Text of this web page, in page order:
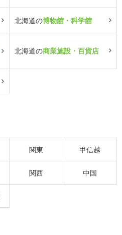
北海道の博物館・科学館
北海道の商業施設・百貨店
関東 甲信越
関西 中国